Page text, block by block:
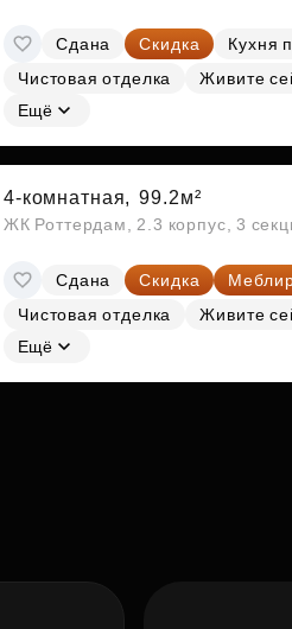
Сдана Скидка Кухня
Чистовая отделка
Живите
Ещё
4-комнатная, 99.2м²
ЖК Роттердам, 2.3 корпус, 3
Сдана Скидка
Чистовая отделка
Живите
Ещё